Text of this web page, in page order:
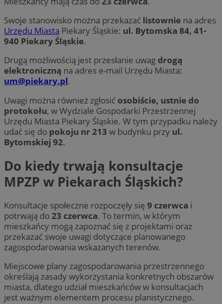
Swoje stanowisko można przekazać listownie na adres
Urzędu Miasta Piekary Śląskie: ul. Bytomska 84, 41-
940 Piekary Śląskie.
Drugą możliwością jest przesłanie uwag drogą
elektroniczną na adres e-mail Urzędu Miasta:
um@piekary.pl.
Uwagi można również zgłosić osobiście, ustnie do
protokołu, w Wydziale Gospodarki Przestrzennej
Urzędu Miasta Piekary Śląskie. W tym przypadku należy
udać się do pokoju nr 213 w budynku przy ul.
Bytomskiej 92.
Do kiedy trwają konsultacje
MPZP w Piekarach Śląskich?
Konsultacje społeczne rozpoczęły się 9 czerwca i
potrwają do23 czerwca. To termin, w którym
mieszkańcy mogą zapoznać się z projektami oraz
przekazać swoje uwagi dotyczące planowanego
zagospodarowania wskazanych terenów.
Miejscowe plany zagospodarowania przestrzennego
określają zasady wykorzystania konkretnych obszarów
miasta, dlatego udział mieszkańców w konsultacjach
jest ważnym elementem procesu planistycznego.